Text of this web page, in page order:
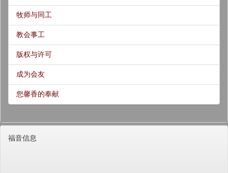
牧师与同工
教会事工
版权与许可
成为会友
您馨香的奉献
福音信息